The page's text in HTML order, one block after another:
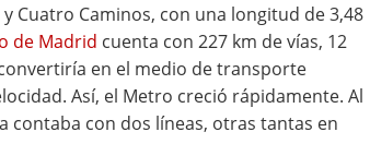
Cuatro Caminos, con una longitud de 3,48
de Madrid cuenta con 227 km de vías, 12
en el medio de transporte
Así, el Metro creció rápidamente. Al
contaba con dos líneas, otras tantas en